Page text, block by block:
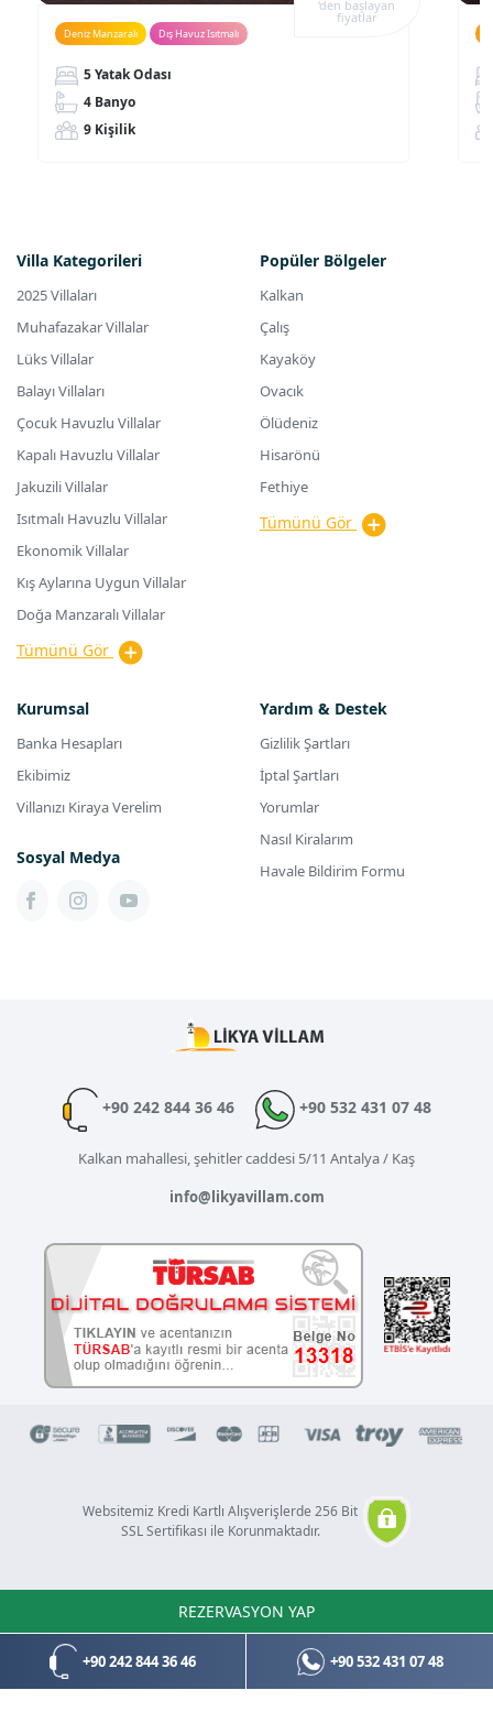
‘den başlayan
fiyatlar
Deniz Manzaralı Dış Havuz Isıtmalı
5 Yatak Odası
4 Banyo
9 Kişilik
Villa Kategorileri
2025 Villaları
Muhafazakar Villalar
Lüks Villalar
Balayı Villaları
Çocuk Havuzlu Villalar
Kapalı Havuzlu Villalar
Jakuzili Villalar
Isıtmalı Havuzlu Villalar
Ekonomik Villalar
Kış Aylarına Uygun Villalar
Doğa Manzaralı Villalar
Tümünü Gör
Popüler Bölgeler
Kalkan
Çalış
Kayaköy
Ovacık
Ölüdeniz
Hisarönü
Fethiye
Tümünü Gör
Kurumsal
Banka Hesapları
Ekibimiz
Villanızı Kiraya Verelim
Sosyal Medya
Yardım & Destek
Gizlilik Şartları
İptal Şartları
Yorumlar
Nasıl Kiralarım
Havale Bildirim Formu
+90 242 844 36 46 +90 532 431 07 48
Kalkan mahallesi, şehitler caddesi 5/11 Antalya / Kaş
info@likyavillam.com
Websitemiz Kredi Kartlı Alışverişlerde 256 Bit
SSL Sertifikası ile Korunmaktadır.
Copyright © 2021 Tüm hakları saklıdır.
Design & Software byBocekSoft
+90 242 844 36 46 +90 532 431 07 48
REZERVASYON YAP